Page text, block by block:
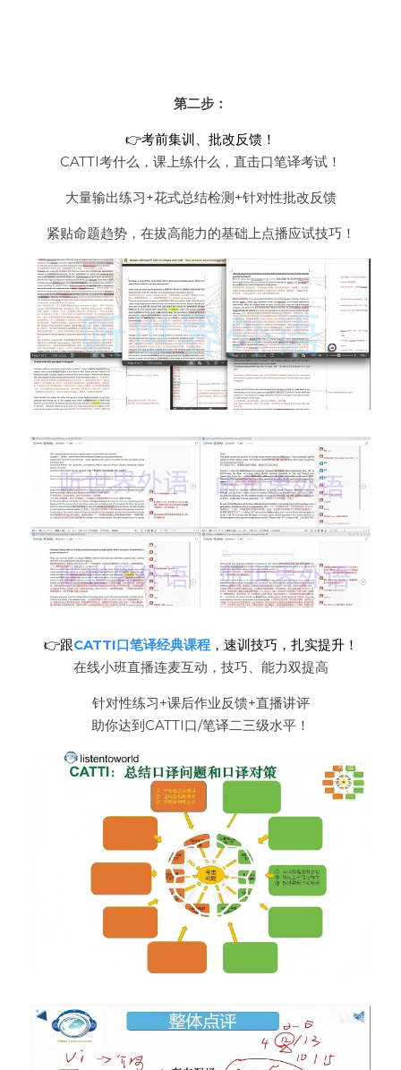
第二步：
👉考前集训、批改反馈！
CATTI考什么，课上练什么，直击口笔译考试！
大量输出练习+花式总结检测+针对性批改反馈
紧贴命题趋势，在拔高能力的基础上点播应试技巧！
👉跟CATTI口笔译经典课程，速训技巧，扎实提升！
在线小班直播连麦互动，技巧、能力双提高
针对性练习+课后作业反馈+直播讲评
助你达到CATTI口/笔译二三级水平！